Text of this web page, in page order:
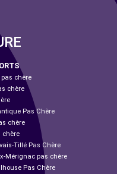
pas chère
chère
Pas Chère
chère
chère
Tillé Pas Chère
Mérignac pas chère
Pas Chère